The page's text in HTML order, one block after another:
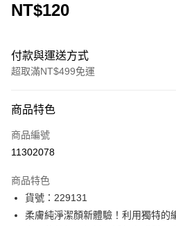
NT$120
付款與運送方式
超取滿NT$499免運
icash Pay
信用卡一次付款
LINE Pay
Apple Pay
商品特色
商品編號
11302078
商品特色
貨號：229131
柔膚純淨潔顏新體驗！利用獨特的